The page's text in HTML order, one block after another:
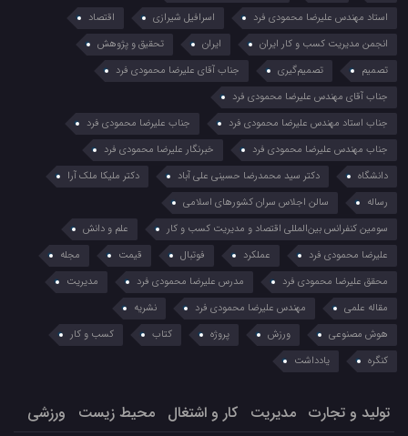
استاد مهندس علیرضا محمودی فرد
اسرافیل شیرازی
اقتصاد
انجمن مدیریت کسب و کار ایران
ایران
تحقیق و پژوهش
تصمیم
تصمیم‌گیری
جناب آقای علیرضا محمودی فرد
جناب آقای مهندس علیرضا محمودی فرد
جناب استاد مهندس علیرضا محمودی فرد
جناب علیرضا محمودی فرد
جناب مهندس علیرضا محمودی فرد
خبرنگار علیرضا محمودی فرد
دانشگاه
دکتر سید محمدرضا حسینی علی آباد
دکتر ملیکا ملک آرا
رساله
سالن اجلاس سران کشورهای اسلامی
سومین کنفرانس بین‌المللی اقتصاد و مدیریت کسب و کار
علم و دانش
علیرضا محمودی فرد
عملکرد فوتبال قیمت
مجله
محقق علیرضا محمودی فرد
مدرس علیرضا محمودی فرد
مدیریت
مقاله علمی
مهندس علیرضا محمودی فرد
نشریه
هوش مصنوعی
ورزش پروژه کتاب
کسب و کار
کنگره
یادداشت
تولید و تجارت مدیریت کار و اشتغال محیط زیست ورزشی